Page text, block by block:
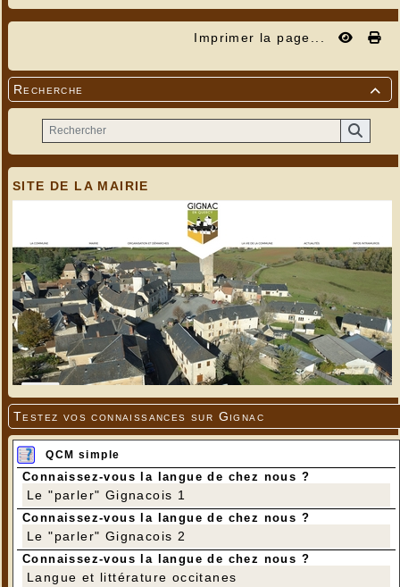
Imprimer la page...

Recherche
SITE DE LA MAIRIE
Testez vos connaissances sur Gignac
QCM simple
Connaissez-vous la langue de chez nous ?
Le "parler" Gignacois 1
Connaissez-vous la langue de chez nous ?
Le "parler" Gignacois 2
Connaissez-vous la langue de chez nous ?
Langue et littérature occitanes